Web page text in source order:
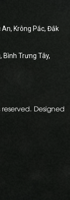
Krông Pắc, Đắk
Bình Trưng Tây,
reserved. Designed